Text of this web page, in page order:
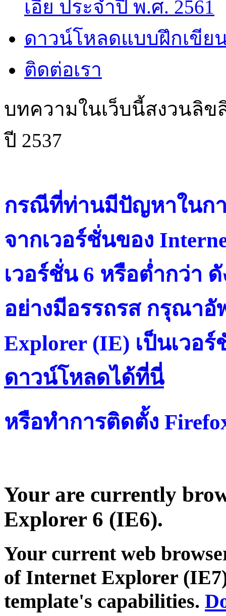
เอี๊ย ประจำปี พ.ศ. 2561
ดาวน์โหลดแบบฝึกเขีย
ติดต่อเรา
บทความในเว็บนี้สงวนลิ
ปี 2537
กรณีที่ท่านมีปัญหาในกา
จากเวอร์ชั่นของ
เวอร์ชั่น 6 หรือต่ำกว่า
อย่างมีอรรถรส กรุณาอั
Explorer (IE) เป็นเวอ
ดาวน์โหลดได้ที่น
หรือทำการติดตั้ง
Your are currently
Explorer 6 (IE6).
Your current web
of Internet Explorer
template's capabilities.